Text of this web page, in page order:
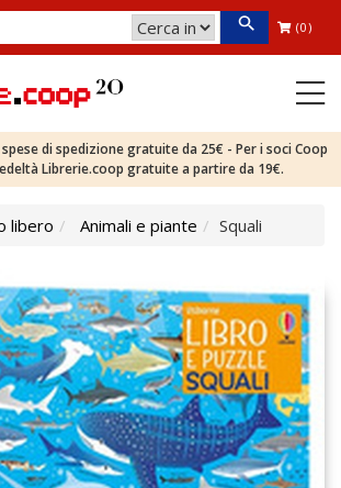
(0)
di spedizione gratuite da 25€ - Per i soci Coop
Librerie.coop gratuite a partire da 19€.
libero Animali e piante Squali